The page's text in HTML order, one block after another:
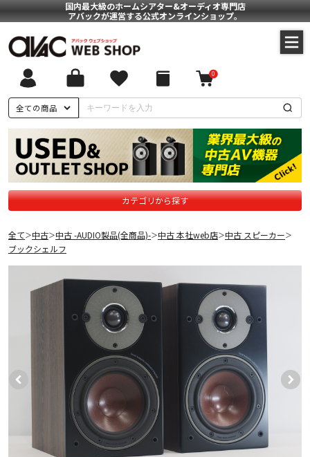
国内最大級のホームシアター&オーディオ専門店
アバックが運営する公式オンラインショップ。
全ての商品
0
カテゴリから探す
全て＞中古＞中古 -AUDIO製品(全商品)-＞中古 本社web店＞中古 スピーカー＞
ブックシェルフ